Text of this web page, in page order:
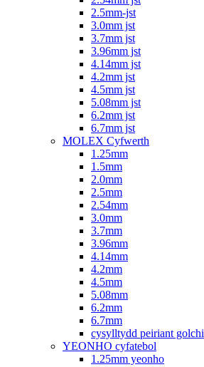
2.5mm-jst
3.0mm jst
3.7mm jst
3.96mm jst
4.14mm jst
4.2mm jst
4.5mm jst
5.08mm jst
6.2mm jst
6.7mm jst
MOLEX Cyfwerth
1.25mm
1.5mm
2.0mm
2.5mm
2.54mm
3.0mm
3.7mm
3.96mm
4.14mm
4.2mm
4.5mm
5.08mm
6.2mm
6.7mm
cysylltydd peiriant golchi
YEONHO cyfatebol
1.25mm yeonho